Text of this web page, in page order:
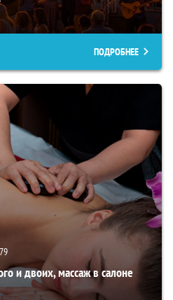
ПОДРОБНЕЕ
и двоих, массаж в салоне